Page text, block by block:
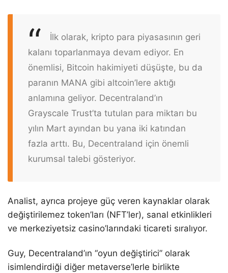
İlk olarak, kripto para piyasasının geri
kalanı toparlanmaya devam ediyor. En
önemlisi, Bitcoin hakimiyeti düşüşte, bu da
paranın MANA gibi altcoin’lere aktığı
anlamına geliyor. Decentraland’ın
Grayscale Trust’ta tutulan para miktarı bu
yılın Mart ayından bu yana iki katından
fazla arttı. Bu, Decentraland için önemli
kurumsal talebi gösteriyor.
Analist, ayrıca projeye güç veren kaynaklar olarak
değiştirilemez token’ları (NFT’ler), sanal etkinlikleri
ve merkeziyetsiz casino’larındaki ticareti sıralıyor.
Guy, Decentraland’ın “oyun değiştirici” olarak
isimlendirdiği diğer metaverse’lerle birlikte